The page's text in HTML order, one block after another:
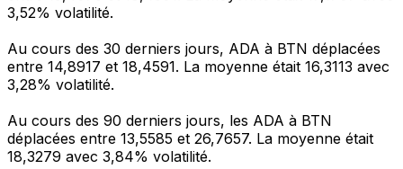
3,52% volatilité.
Au cours des 30 derniers jours, ADA à BTN déplacées
entre 14,8917 et 18,4591. La moyenne était 16,3113 avec
3,28% volatilité.
Au cours des 90 derniers jours, les ADA à BTN
déplacées entre 13,5585 et 26,7657. La moyenne était
18,3279 avec 3,84% volatilité.